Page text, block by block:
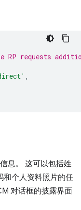
RP requests
,
息。 这可以包括姓
和个人资料照片的任
对话框的披露界面